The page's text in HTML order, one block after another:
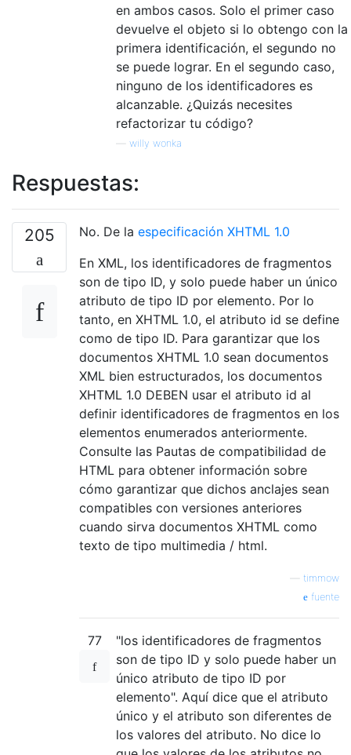
en ambos casos. Solo el primer caso
devuelve el objeto si lo obtengo con la
primera identificación, el segundo no
se puede lograr. En el segundo caso,
ninguno de los identificadores es
alcanzable. ¿Quizás necesites
refactorizar tu código?
willy wonka
Respuestas:
205 No. De la especificación XHTML 1.0
En XML, los identificadores de fragmentos
son de tipo ID, y solo puede haber un único
atributo de tipo ID por elemento. Por lo
tanto, en XHTML 1.0, el atributo id se define
como de tipo ID. Para garantizar que los
documentos XHTML 1.0 sean documentos
XML bien estructurados, los documentos
XHTML 1.0 DEBEN usar el atributo id al
definir identificadores de fragmentos en los
elementos enumerados anteriormente.
Consulte las Pautas de compatibilidad de
HTML para obtener información sobre
cómo garantizar que dichos anclajes sean
compatibles con versiones anteriores
cuando sirva documentos XHTML como
texto de tipo multimedia / html.
timmow
fuente
77
"los identificadores de fragmentos
son de tipo ID y solo puede haber un
único atributo de tipo ID por
elemento". Aquí dice que el atributo
único y el atributo son diferentes de
los valores del atributo. No dice lo